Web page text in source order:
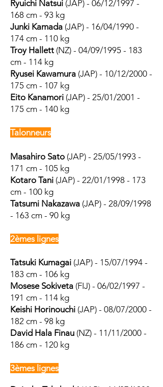
Ryuichi Natsui (JAP) - 06/12/1997 -
168 cm - 93 kg
Junki Kamada (JAP) - 16/04/1990 -
174 cm - 110 kg
Troy Hallett (NZ) - 04/09/1995 - 183
cm - 114 kg
Ryusei Kawamura (JAP) - 10/12/2000 -
175 cm - 107 kg
Eito Kanamori (JAP) - 25/01/2001 -
175 cm - 140 kg
Talonneurs
Masahiro Sato (JAP) - 25/05/1993 -
171 cm - 105 kg
Kotaro Tani (JAP) - 22/01/1998 - 173
cm - 100 kg
Tatsumi Nakazawa (JAP) - 28/09/1998
- 163 cm - 90 kg
2èmes lignes
Tatsuki Kumagai (JAP) - 15/07/1994 -
183 cm - 106 kg
Mosese Sokiveta (FIJ) - 06/02/1997 -
191 cm - 114 kg
Keishi Horinouchi (JAP) - 08/07/2000 -
182 cm - 98 kg
David Hala Finau (NZ) - 11/11/2000 -
186 cm - 120 kg
3èmes lignes